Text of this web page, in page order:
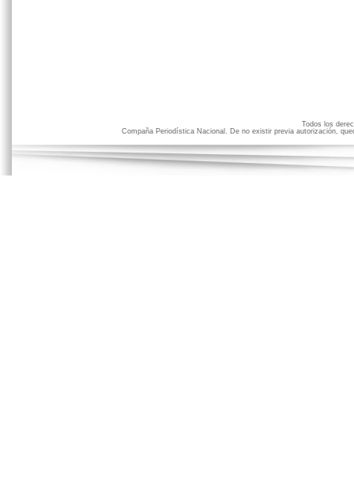
Todos los
Compaña Periodística Nacional. De no existir previa autorización,